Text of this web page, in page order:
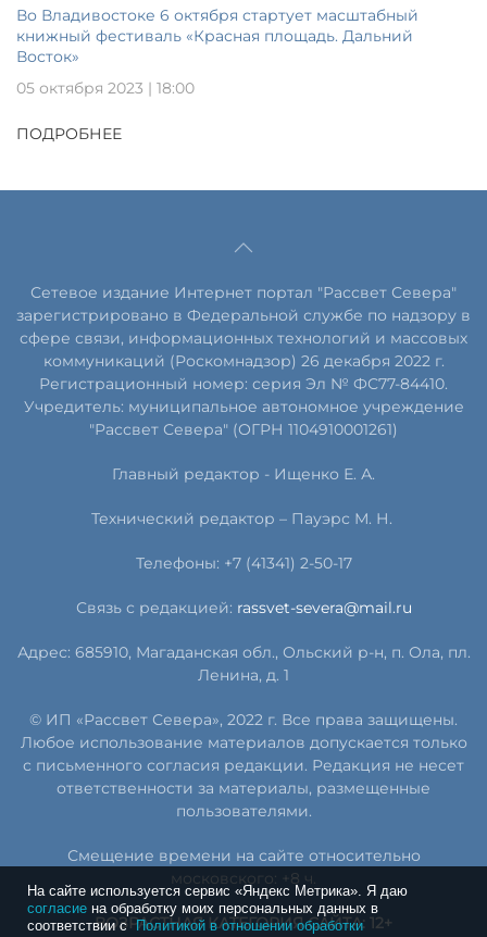
Во Владивостоке 6 октября стартует масштабный
книжный фестиваль «Красная площадь. Дальний
Восток»
05 октября 2023 | 18:00
ПОДРОБНЕЕ
Сетевое издание Интернет портал "Рассвет Севера"
зарегистрировано в Федеральной службе по надзору в
сфере связи, информационных технологий и массовых
коммуникаций (Роскомнадзор) 26 декабря 2022 г.
Регистрационный номер: серия Эл № ФС77-84410.
Учредитель: муниципальное автономное учреждение
"Рассвет Севера" (ОГРН 1104910001261)
Главный редактор - Ищенко Е. А.
Технический редактор – Пауэрс М. Н.
Телефоны: +7 (41341) 2-50-17
Связь с редакцией: rassvet-severa@mail.ru
Адрес: 685910, Магаданская обл., Ольский р-н, п. Ола, пл.
Ленина, д. 1
© ИП «Рассвет Севера», 2022 г. Все права защищены.
Любое использование материалов допускается только
с письменного согласия редакции. Редакция не несет
ответственности за материалы, размещенные
пользователями.
Смещение времени на сайте относительно
московского: +8 ч.
ВОЗРАСТНАЯ КАТЕГОРИЯ САЙТА: 12+
На сайте используется сервис «Яндекс Метрика». Я даю
согласие на обработку моих персональных данных в
соответствии сПолитикой в отношении обработки